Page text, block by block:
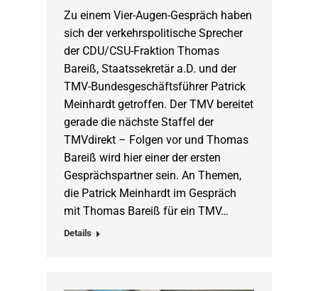
Zu einem Vier-Augen-Gespräch haben
sich der verkehrspolitische Sprecher
der CDU/CSU-Fraktion Thomas
Bareiß, Staatssekretär a.D. und der
TMV-Bundesgeschäftsführer Patrick
Meinhardt getroffen. Der TMV bereitet
gerade die nächste Staffel der
TMVdirekt – Folgen vor und Thomas
Bareiß wird hier einer der ersten
Gesprächspartner sein. An Themen,
die Patrick Meinhardt im Gespräch
mit Thomas Bareiß für ein TMV…
Details